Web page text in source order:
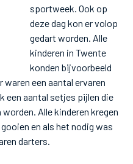
sportweek. Ook op
deze dag kon er volop
gedart worden. Alle
kinderen in Twente
konden bijvoorbeeld
waren een aantal ervaren
een aantal setjes pijlen die
Alle kinderen kregen
en als het nodig was
darters.